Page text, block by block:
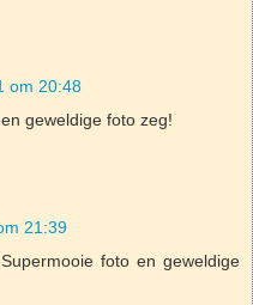
om 20:48
geweldige foto zeg!
21:39
foto en geweldige